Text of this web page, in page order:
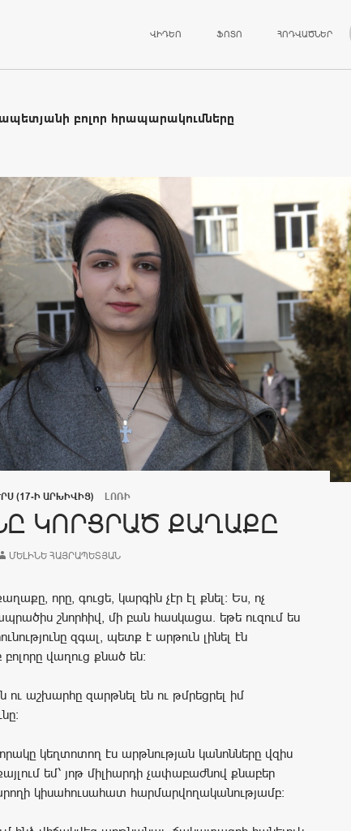
ՎԻԴԵՈ ՖՈՏՈ ՀՈԴՎԱԾՆԵՐ
բոլոր հրապարակումները
(17-Ի ԱՐԽԻՎԻՑ) ԼՈՌԻ
ԿՈՐՑՐԱԾ ՔԱՂԱՔԸ
ՄԵԼԻՆԵ ՀԱՅՐԱՊԵՏՅԱՆ
որը, գուցե, կարգին չէր էլ քնել։ Ես, ոչ
շնորհիվ, մի բան հասկացա. եթե ուզում ես
զգալ, պետք է արթուն լինել էն
վաղուց քնած են։
աշխարհը զարթնել են ու թմրեցրել իմ
կեղտոտող էս արթնության կանոնները վզիս
եմ՝ յոթ միլիարդի չափաբաժնով քնաբեր
կիսահուսահատ հարմարվողականությամբ։